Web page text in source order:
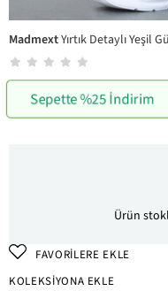
MadmextYırtık Detaylı Yeşil
Sepette %25 İndirim
Ürün
FAVORILERE EKLE
KOLEKSIYONA EKLE